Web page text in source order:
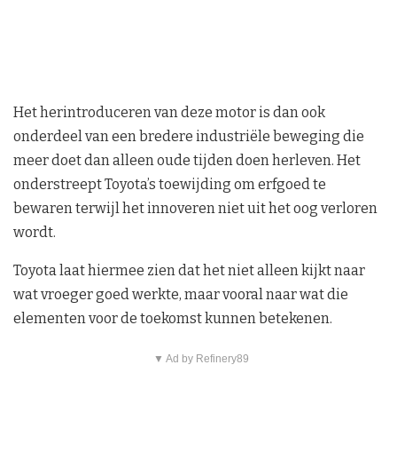
Het herintroduceren van deze motor is dan ook
onderdeel van een bredere industriële beweging die
meer doet dan alleen oude tijden doen herleven. Het
onderstreept Toyota’s toewijding om erfgoed te
bewaren terwijl het innoveren niet uit het oog verloren
wordt.
Toyota laat hiermee zien dat het niet alleen kijkt naar
wat vroeger goed werkte, maar vooral naar wat die
elementen voor de toekomst kunnen betekenen.
▼ Ad by Refinery89